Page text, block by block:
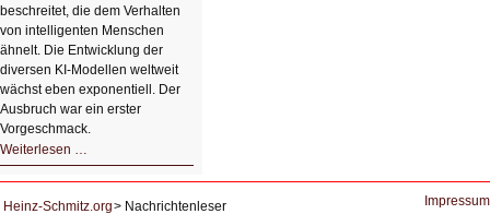
beschreitet, die dem Verhalten
von intelligenten Menschen
ähnelt. Die Entwicklung der
diversen KI-Modellen weltweit
wächst eben exponentiell. Der
Ausbruch war ein erster
Vorgeschmack.
Weiterlesen …
Der
KI
Heinz-Schmitz.org Nachrichtenleser Impressum